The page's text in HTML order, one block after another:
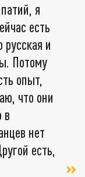
я
есть
и
Потому
опыт,
что они
в
нет
есть,